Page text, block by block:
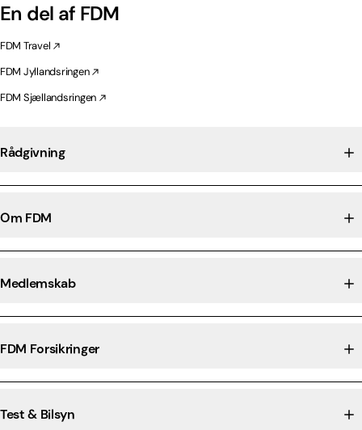
En del af FDM
FDM Travel
FDM Jyllandsringen
FDM Sjællandsringen
Rådgivning
Om FDM
Medlemskab
FDM Forsikringer
Test & Bilsyn